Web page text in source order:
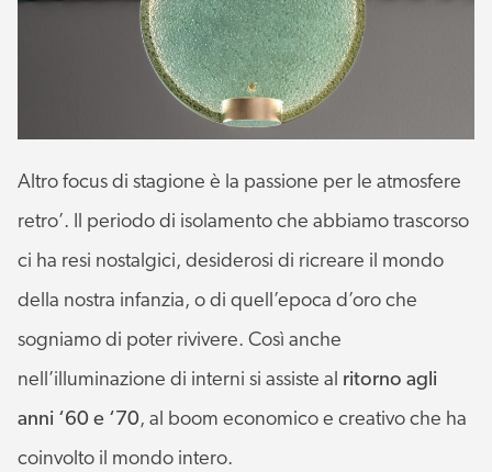
Altro focus di stagione è la passione per le atmosfere
retro’. Il periodo di isolamento che abbiamo trascorso
ci ha resi nostalgici, desiderosi di ricreare il mondo
della nostra infanzia, o di quell’epoca d’oro che
sogniamo di poter rivivere. Così anche
nell’illuminazione di interni si assiste al ritorno agli
anni ‘60 e ‘70, al boom economico e creativo che ha
coinvolto il mondo intero.